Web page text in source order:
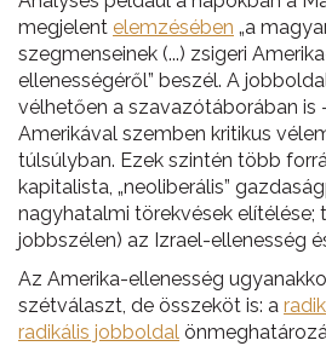
megjelent elemzésében „a
szegmenseinek (...) zsigeri
ellenességéről” beszél. A
vélhetően a szavazótáborában is
Amerikával szemben kritikus
túlsúlyban. Ezek szintén több
kapitalista, „neoliberális”
nagyhatalmi törekvések elítélése;
jobbszélen) az Izrael-ellenesség
Az Amerika-ellenesség
szétválaszt, de összeköt is: a
radikális jobboldal